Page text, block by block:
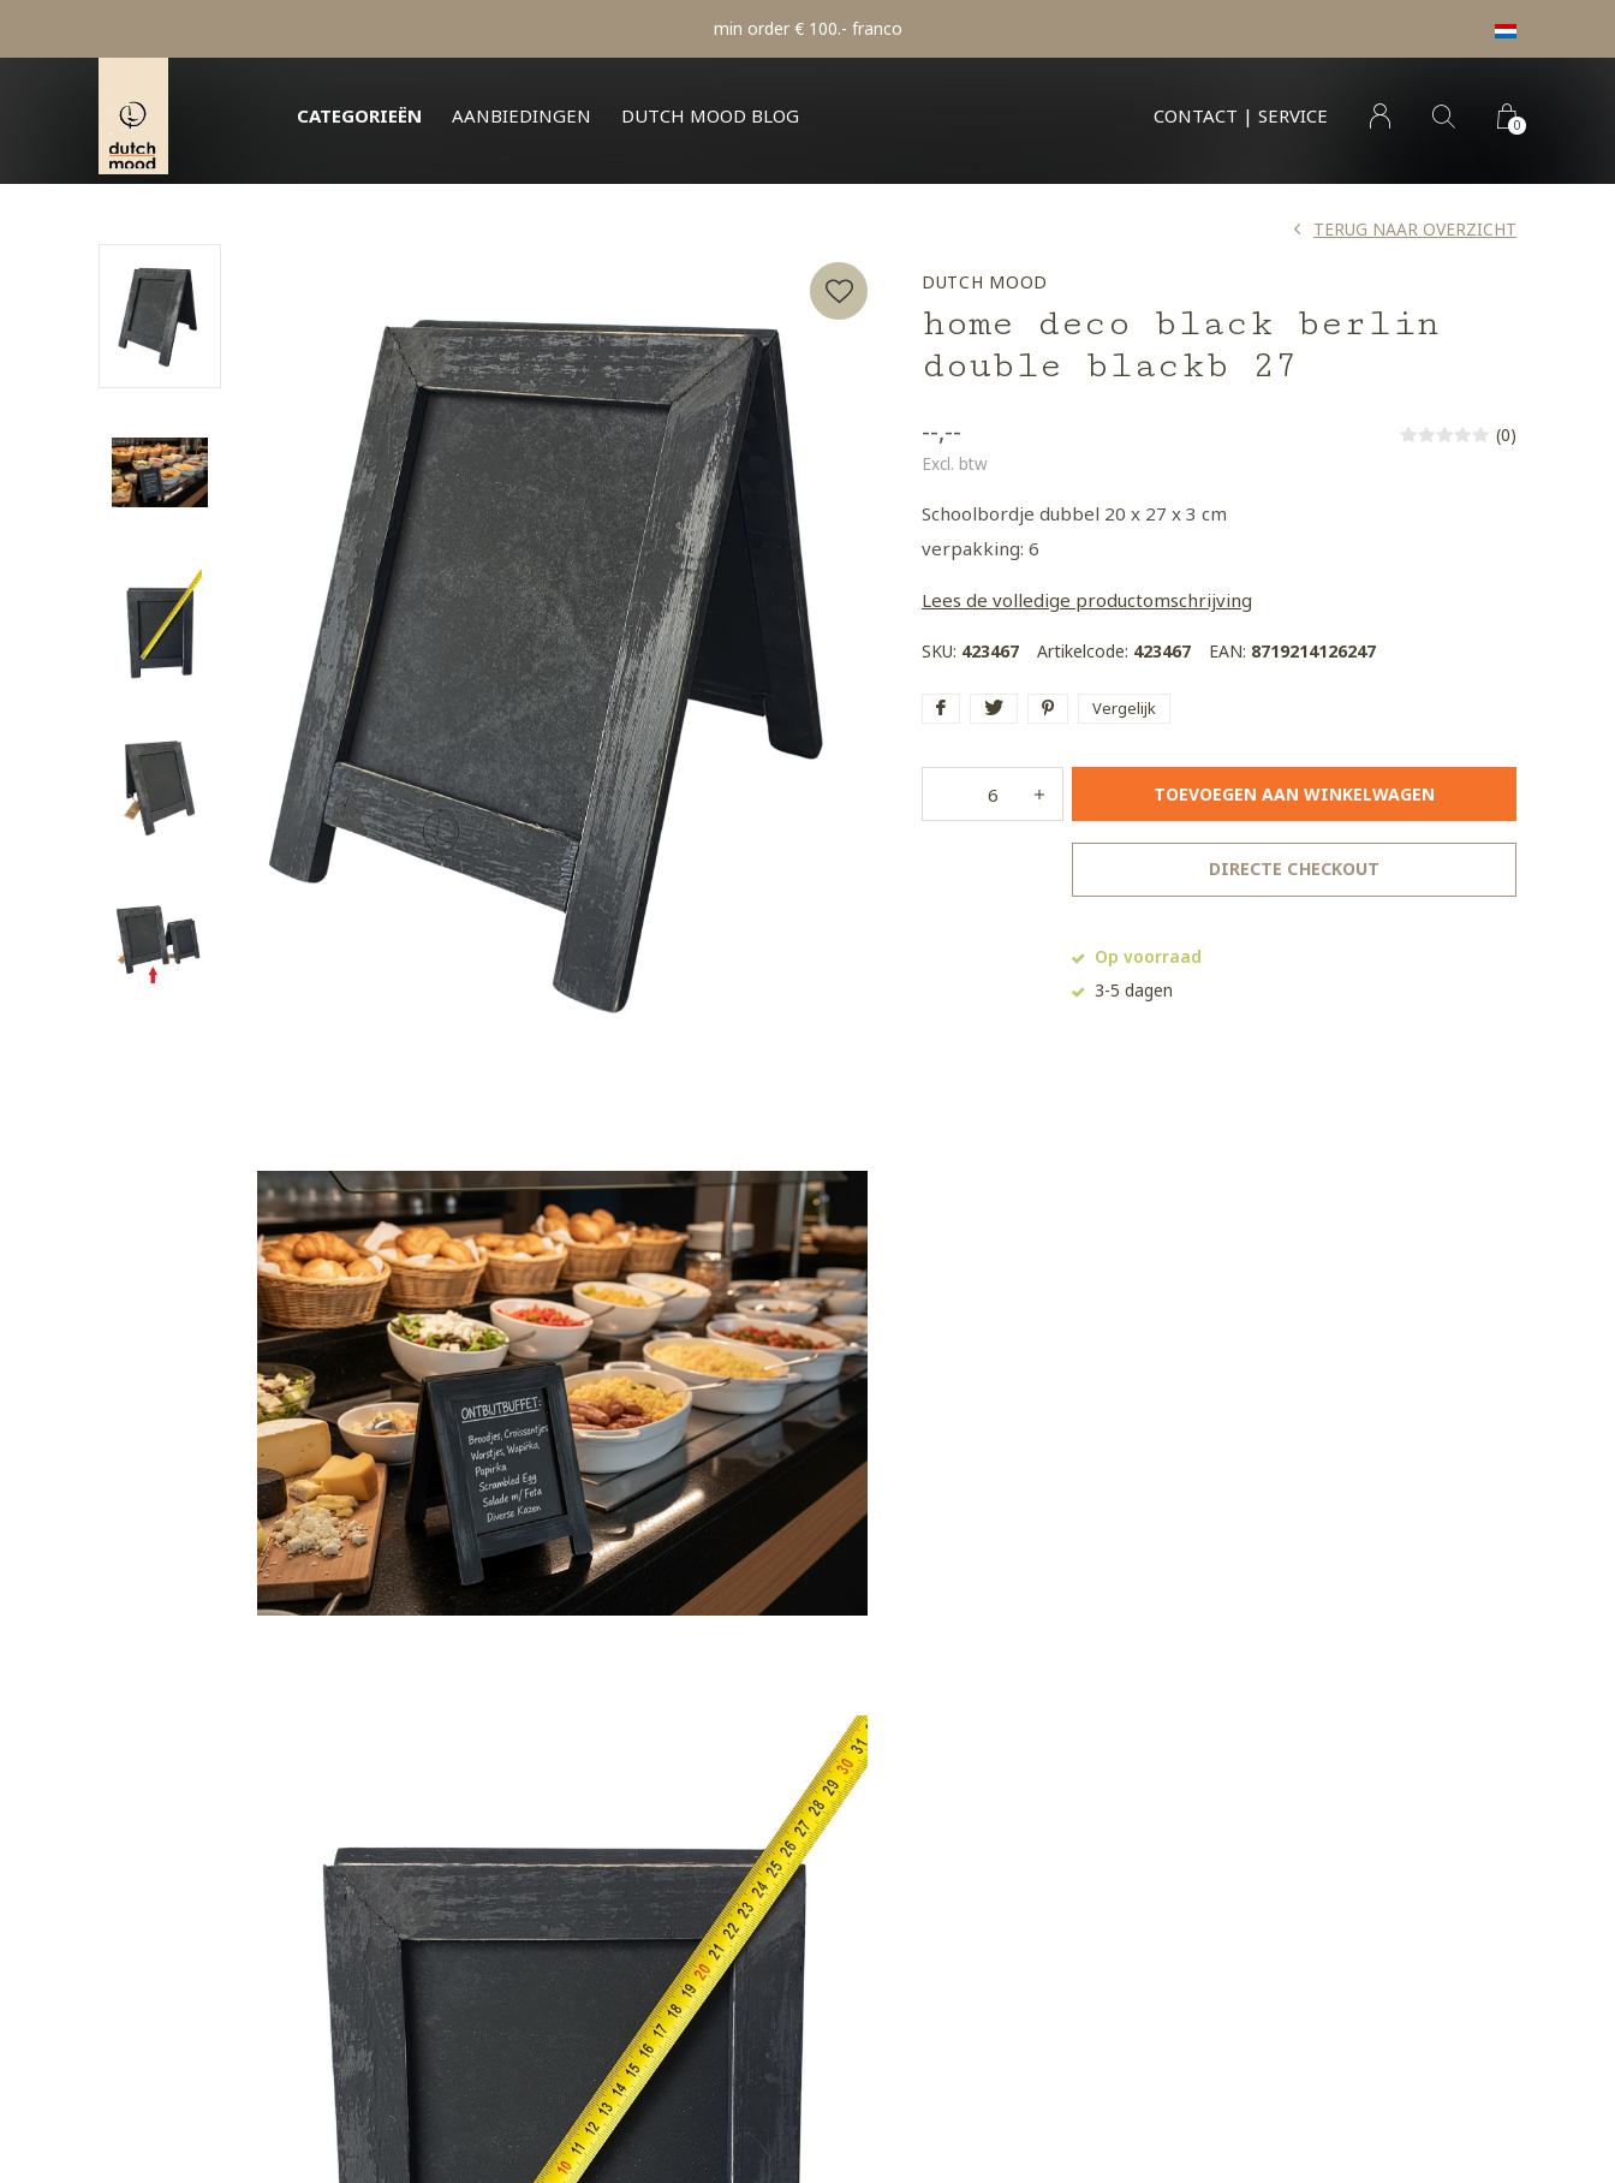
CATEGORIEËN AANBIEDINGEN DUTCH MOOD BLOG CONTACT | SERVICE 0
min order € 100.- franco
DUTCH MOOD
home deco black berlin
double blackb 27
TERUG NAAR OVERZICHT
--,--
Excl. btw
(0)
Schoolbordje dubbel 20 x 27 x 3 cm
verpakking: 6
Lees de volledige productomschrijving
SKU: 423467 Artikelcode: 423467 EAN: 8719214126247
Vergelijk
TOEVOEGEN AAN WINKELWAGEN
DIRECTE CHECKOUT
Op voorraad
3-5 dagen